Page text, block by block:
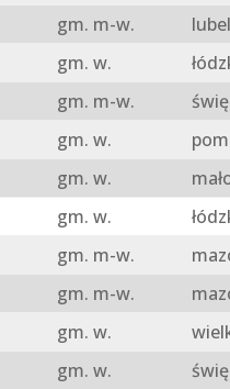
gm. m-w.
gm. w.
gm. m-w.
gm. w.
gm. w.
gm. w.
gm. m-w.
gm. m-w.
gm. w.
gm. w.